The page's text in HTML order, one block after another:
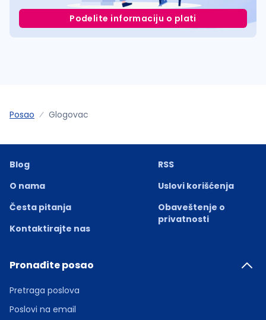
Podelite informaciju o plati
Posao Glogovac
Blog
O nama
Česta pitanja
Kontaktirajte nas
RSS
Uslovi korišćenja
Obaveštenje o
privatnosti
Pronađite posao
Pretraga poslova
Poslovi na email